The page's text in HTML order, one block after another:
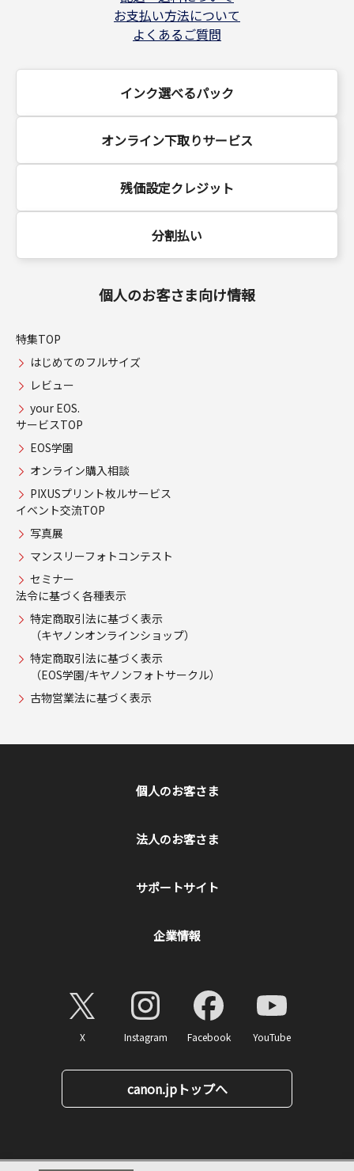
お支払い方法について
よくあるご質問
インク選べるパック
オンライン下取りサービス
残価設定クレジット
分割払い
個人のお客さま向け情報
特集TOP
はじめてのフルサイズ
レビュー
your EOS.
サービスTOP
EOS学園
オンライン購入相談
PIXUSプリント枚ルサービス
イベント交流TOP
写真展
マンスリーフォトコンテスト
セミナー
法令に基づく各種表示
特定商取引法に基づく表示
（キヤノンオンラインショップ）
特定商取引法に基づく表示
（EOS学園/キヤノンフォトサークル）
古物営業法に基づく表示
個人のお客さま
法人のお客さま
サポートサイト
企業情報
X Instagram Facebook YouTube
canon.jpトップへ